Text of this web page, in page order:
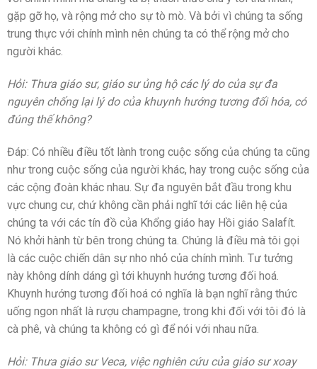
gặp gỡ họ, và rộng mở cho sự tò mò. Và bởi vì chúng ta sống
trung thực với chính mình nên chúng ta có thể rộng mở cho
người khác.
Hỏi: Thưa giáo sư, giáo sư ủng hộ các lý do của sự đa
nguyên chống lại lý do của khuynh hướng tương đối hóa, có
đúng thế không?
Đáp: Có nhiều điều tốt lành trong cuộc sống của chúng ta cũng
như trong cuộc sống của người khác, hay trong cuộc sống của
các cộng đoàn khác nhau. Sự đa nguyên bắt đầu trong khu
vực chung cư, chứ không cần phải nghĩ tới các liên hệ của
chúng ta với các tín đồ của Khổng giáo hay Hồi giáo Salafít.
Nó khởi hành từ bên trong chúng ta. Chúng là điều mà tôi gọi
là các cuộc chiến dân sự nho nhỏ của chính mình. Tư tưởng
này không dính dáng gì tới khuynh hướng tương đối hoá.
Khuynh hướng tương đối hoá có nghĩa là bạn nghĩ rằng thức
uống ngon nhất là rượu champagne, trong khi đối với tôi đó là
cà phê, và chúng ta không có gì để nói với nhau nữa.
Hỏi: Thưa giáo sư Veca, việc nghiên cứu của giáo sư xoay